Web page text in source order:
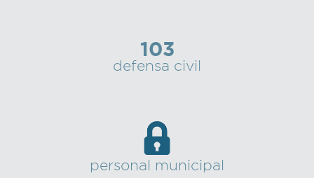
103
defensa civil
personal municipal